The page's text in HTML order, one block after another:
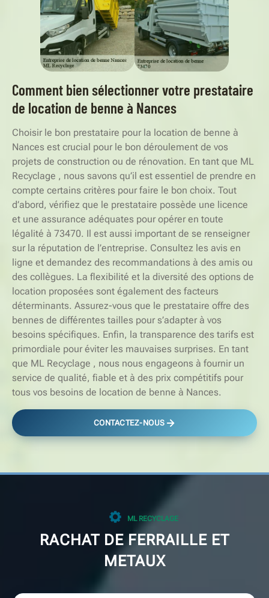
Comment bien sélectionner votre prestataire
de location de benne à Nances
Choisir le bon prestataire pour la location de benne à
Nances est crucial pour le bon déroulement de vos
projets de construction ou de rénovation. En tant que ML
Recyclage , nous savons qu’il est essentiel de prendre en
compte certains critères pour faire le bon choix. Tout
d’abord, vérifiez que le prestataire possède une licence
et une assurance adéquates pour opérer en toute
légalité à 73470. Il est aussi important de se renseigner
sur la réputation de l’entreprise. Consultez les avis en
ligne et demandez des recommandations à des amis ou
des collègues. La flexibilité et la diversité des options de
location proposées sont également des facteurs
déterminants. Assurez-vous que le prestataire offre des
bennes de différentes tailles pour s’adapter à vos
besoins spécifiques. Enfin, la transparence des tarifs est
primordiale pour éviter les mauvaises surprises. En tant
que ML Recyclage , nous nous engageons à fournir un
service de qualité, fiable et à des prix compétitifs pour
tous vos besoins de location de benne à Nances.
CONTACTEZ-NOUS
ML RECYCLAGE
RACHAT DE FERRAILLE ET
METAUX